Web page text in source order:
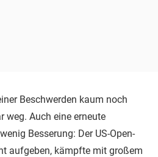
Beschwerden kaum noch
weg. Auch eine erneute
Besserung: Der US-Open-
aufgeben, kämpfte mit großem